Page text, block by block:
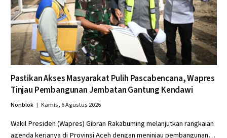
Pastikan Akses Masyarakat Pulih Pascabencana, Wapres
Tinjau Pembangunan Jembatan Gantung Kendawi
Nonblok Kamis, 6 Agustus 2026
Wakil Presiden (Wapres) Gibran Rakabuming melanjutkan rangkaian
agenda kerjanya di Provinsi Aceh dengan meninjau pembangunan…